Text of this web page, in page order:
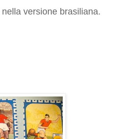
nella versione brasiliana.